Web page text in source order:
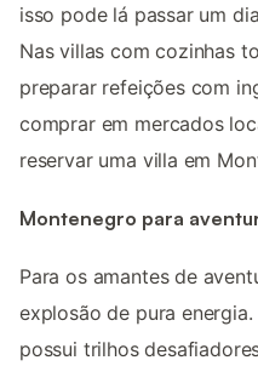
isso pode lá passar um
Nas villas com cozinhas
preparar refeições com
comprar em mercados
reservar uma villa em
Montenegro para
Para os amantes de
explosão de pura
possui trilhos